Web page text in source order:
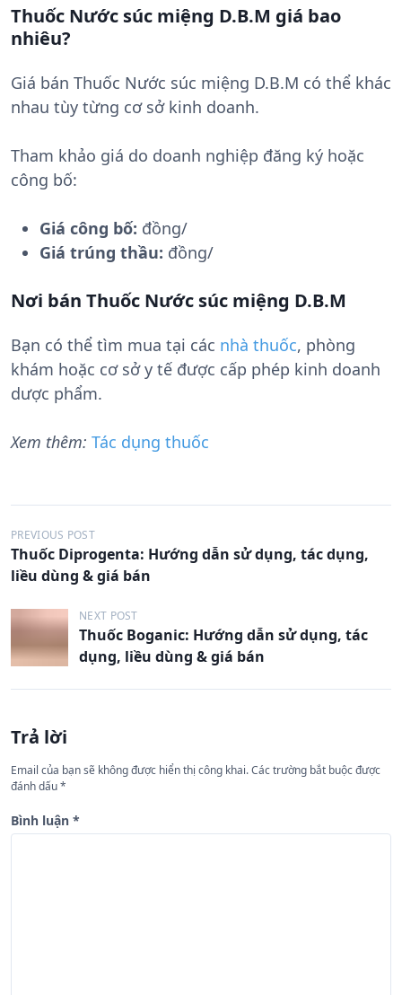
Thuốc Nước súc miệng D.B.M giá bao
nhiêu?
Giá bán Thuốc Nước súc miệng D.B.M có thể khác
nhau tùy từng cơ sở kinh doanh.
Tham khảo giá do doanh nghiệp đăng ký hoặc
công bố:
Giá công bố: đồng/
Giá trúng thầu: đồng/
Nơi bán Thuốc Nước súc miệng D.B.M
Bạn có thể tìm mua tại các nhà thuốc, phòng
khám hoặc cơ sở y tế được cấp phép kinh doanh
dược phẩm.
Xem thêm: Tác dụng thuốc
Đ
i
u
h
ư
n
b
à
i
PREVIOUS POST
Thuốc Diprogenta: Hướng dẫn sử dụng, tác dụng,
liều dùng & giá bán
NEXT POST
Thuốc Boganic: Hướng dẫn sử dụng, tác
dụng, liều dùng & giá bán
Trả lời
Email của bạn sẽ không được hiển thị công khai.Các trường bắt buộc được
đánh dấu*
Bình luận *